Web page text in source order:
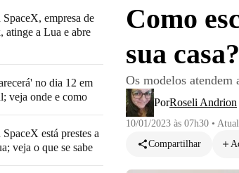
Como
sua casa?
Os modelos atendem
PorRoseli Andrion
10/01/2023 às 07h30 •
Compartilhar
SpaceX, empresa de
atinge a Lua e abre
no dia 12 em
veja onde e como
está prestes a
veja o que se sabe